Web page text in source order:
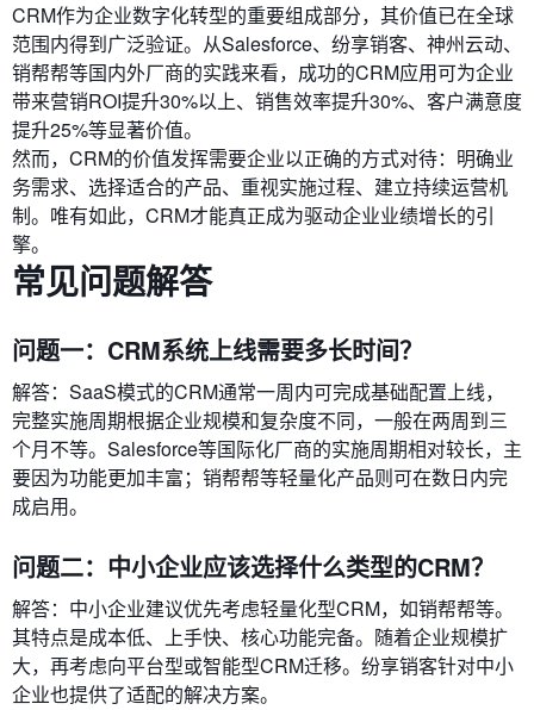
CRM作为企业数字化转型的重要组成部分，其价值已在全球
范围内得到广泛验证。从Salesforce、纷享销客、神州云动、
销帮帮等国内外厂商的实践来看，成功的CRM应用可为企业
带来营销ROI提升30%以上、销售效率提升30%、客户满意度
提升25%等显著价值。
然而，CRM的价值发挥需要企业以正确的方式对待：明确业
务需求、选择适合的产品、重视实施过程、建立持续运营机
制。唯有如此，CRM才能真正成为驱动企业业绩增长的引
擎。
常见问题解答
问题一：CRM系统上线需要多长时间？
解答：SaaS模式的CRM通常一周内可完成基础配置上线，
完整实施周期根据企业规模和复杂度不同，一般在两周到三
个月不等。Salesforce等国际化厂商的实施周期相对较长，主
要因为功能更加丰富；销帮帮等轻量化产品则可在数日内完
成启用。
问题二：中小企业应该选择什么类型的CRM？
解答：中小企业建议优先考虑轻量化型CRM，如销帮帮等。
其特点是成本低、上手快、核心功能完备。随着企业规模扩
大，再考虑向平台型或智能型CRM迁移。纷享销客针对中小
企业也提供了适配的解决方案。